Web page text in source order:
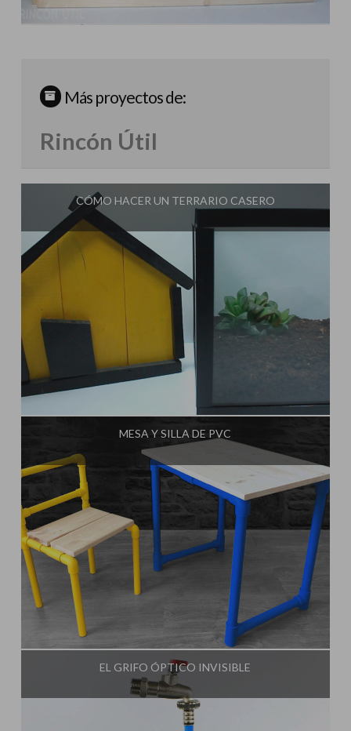
Más proyectos de:
Rincón Útil
CÓMO HACER UN TERRARIO CASERO
MESA Y SILLA DE PVC
Rincón Útil
EL GRIFO ÓPTICO INVISIBLE